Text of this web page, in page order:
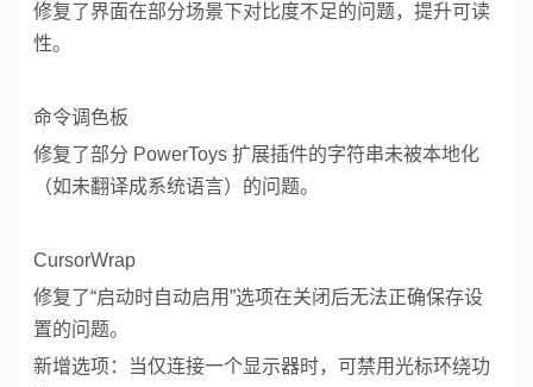
修复了界面在部分场景下对比度不足的问题，提升可读
性。
命令调色板
修复了部分 PowerToys 扩展插件的字符串未被本地化
（如未翻译成系统语言）的问题。
CursorWrap
修复了“启动时自动启用”选项在关闭后无法正确保存设
置的问题。
新增选项：当仅连接一个显示器时，可禁用光标环绕功